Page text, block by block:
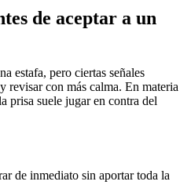
de aceptar a un
estafa, pero ciertas señales
revisar con más calma. En materia
prisa suele jugar en contra del
de inmediato sin aportar toda la